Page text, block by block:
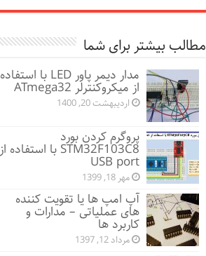
مطالب بیشتر برای شما
مدار دیمر پاور LED با استفاده
از میکروکنترلر ATmega32
اردیبهشت 20, 1400
پروگرم کردن بورد
STM32F103C8 با استفاده از
USB port
مهر 18, 1399
آپ امپ ها یا تقویت کننده
های عملیاتی – مدارات و
کاربرد ها
مرداد 12, 1397